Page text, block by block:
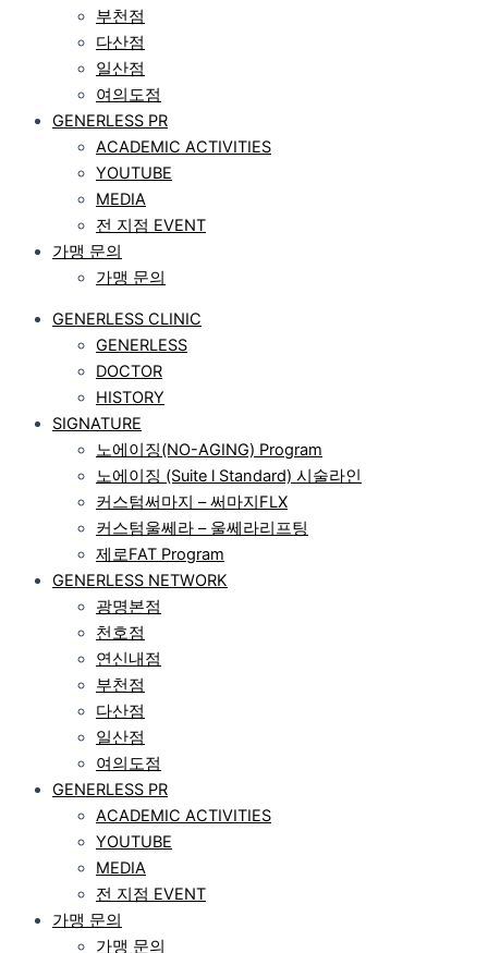
부천점
다산점
일산점
여의도점
GENERLESS PR
ACADEMIC ACTIVITIES
YOUTUBE
MEDIA
전 지점 EVENT
가맹 문의
가맹 문의
GENERLESS CLINIC
GENERLESS
DOCTOR
HISTORY
SIGNATURE
노에이징(NO-AGING) Program
노에이징 (Suite l Standard) 시술라인
커스텀써마지 – 써마지FLX
커스텀울쎄라 – 울쎄라리프팅
제로FAT Program
GENERLESS NETWORK
광명본점
천호점
연신내점
부천점
다산점
일산점
여의도점
GENERLESS PR
ACADEMIC ACTIVITIES
YOUTUBE
MEDIA
전 지점 EVENT
가맹 문의
가맹 문의